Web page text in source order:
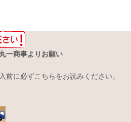
一商事よりお願い
前に必ずこちらをお読みください。